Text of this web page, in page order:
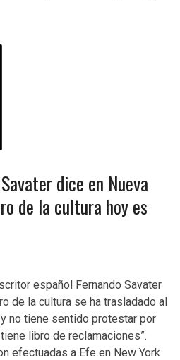
dice en Nueva
de la cultura hoy es
español Fernando Savater
de la cultura se ha trasladado al
no tiene sentido protestar por
libro de reclamaciones”.
efectuadas a Efe en New York